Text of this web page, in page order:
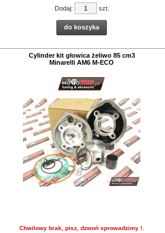
Dodaj: szt.
do koszyka
Cylinder kit głowica żeliwo 85 cm3
Minarelli AM6 M-ECO
Chwilowy brak, pisz, dzwoń sprowadzimy !.